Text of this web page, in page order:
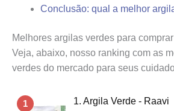
Conclusão: qual a melhor
Melhores argilas verdes para
Veja, abaixo, nosso ranking com as
verdes do mercado para seus
1 1. Argila Verde - Raavi